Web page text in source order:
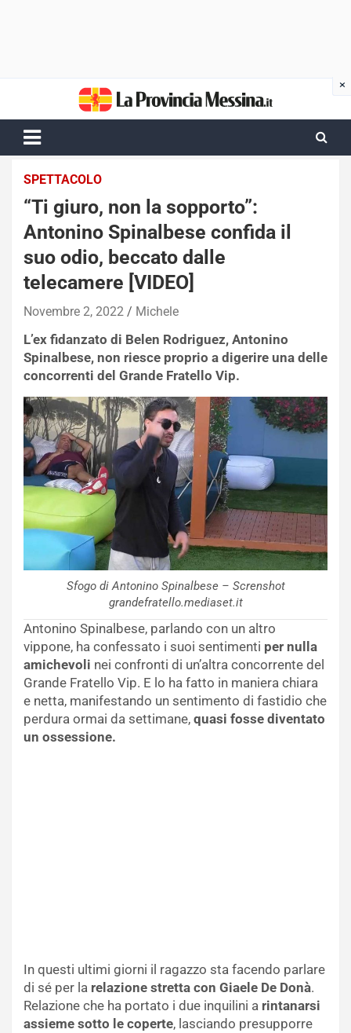
content
SPETTACOLO
“Ti giuro, non la sopporto”:
Antonino Spinalbese confida il
suo odio, beccato dalle
telecamere [VIDEO]
Novembre 2, 2022 Michele
L’ex fidanzato di Belen Rodriguez, Antonino
Spinalbese, non riesce proprio a digerire una delle
concorrenti del Grande Fratello Vip.
Sfogo di Antonino Spinalbese – Screnshot
grandefratello.mediaset.it
Antonino Spinalbese, parlando con un altro
vippone, ha confessato i suoi sentimenti per nulla
amichevoli nei confronti di un’altra concorrente del
Grande Fratello Vip. E lo ha fatto in maniera chiara
e netta, manifestando un sentimento di fastidio che
perdura ormai da settimane, quasi fosse diventato
un ossessione.
In questi ultimi giorni il ragazzo sta facendo parlare
di sé per la relazione stretta con Giaele De Donà.
Relazione che ha portato i due inquilini a rintanarsi
assieme sotto le coperte, lasciando presupporre